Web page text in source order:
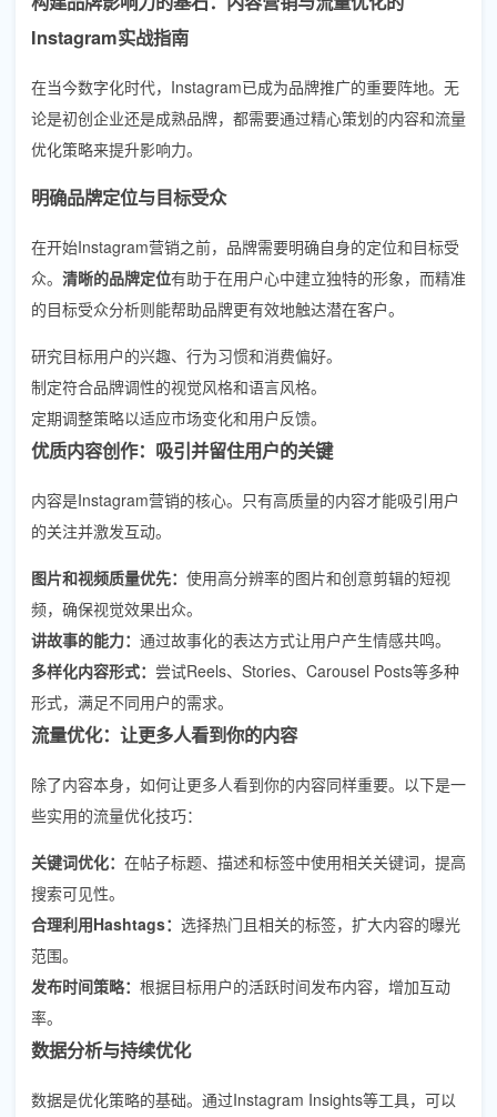
Instagram实战指南
在当今数字化时代，Instagram已成为品牌推广的重要阵地。无
论是初创企业还是成熟品牌，都需要通过精心策划的内容和流量
优化策略来提升影响力。
明确品牌定位与目标受众
在开始Instagram营销之前，品牌需要明确自身的定位和目标受
众。 清晰的品牌定位有助于在用户心中建立独特的形象，而精准
的目标受众分析则能帮助品牌更有效地触达潜在客户。
研究目标用户的兴趣、行为习惯和消费偏好。
制定符合品牌调性的视觉风格和语言风格。
定期调整策略以适应市场变化和用户反馈。
优质内容创作：吸引并留住用户的关键
内容是Instagram营销的核心。只有高质量的内容才能吸引用户
的关注并激发互动。
图片和视频质量优先： 使用高分辨率的图片和创意剪辑的短视
频，确保视觉效果出众。
讲故事的能力： 通过故事化的表达方式让用户产生情感共鸣。
多样化内容形式： 尝试Reels、Stories、Carousel Posts等多种
形式，满足不同用户的需求。
流量优化：让更多人看到你的内容
除了内容本身，如何让更多人看到你的内容同样重要。以下是一
些实用的流量优化技巧：
关键词优化： 在帖子标题、描述和标签中使用相关关键词，提高
搜索可见性。
合理利用Hashtags： 选择热门且相关的标签，扩大内容的曝光
范围。
发布时间策略： 根据目标用户的活跃时间发布内容，增加互动
率。
数据分析与持续优化
数据是优化策略的基础。通过Instagram Insights等工具，可以